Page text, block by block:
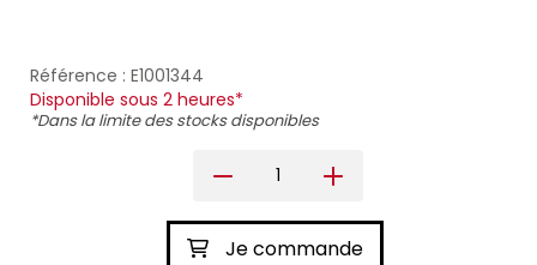
Référence : E1001344
Disponible sous 2 heures*
*Dans la limite des stocks disponibles
Je commande